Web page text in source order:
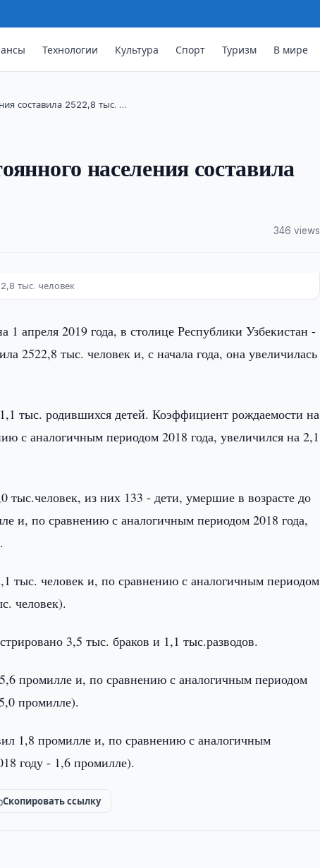
Технологии Культура Спорт Туризм В мире
составила 2522,8 тыс. …
населения составила
346 views
тыс. человек
1 апреля 2019 года, в столице Республики Узбекистан -
2522,8 тыс. человек и, с начала года, она увеличилась
тыс. родившихся детей. Коэффициент рождаемости на
с аналогичным периодом 2018 года, увеличился на 2,1
тыс.человек, из них 133 - дети, умершие в возрасте до
и, по сравнению с аналогичным периодом 2018 года,
тыс. человек и, по сравнению с аналогичным периодом
человек).
3,5 тыс. браков и 1,1 тыс.разводов.
промилле и, по сравнению с аналогичным периодом
промилле).
1,8 промилле и, по сравнению с аналогичным
году - 1,6 промилле).
Скопировать ссылку